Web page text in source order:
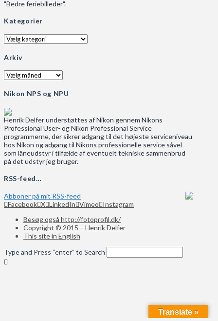
"Bedre feriebilleder".
Kategorier
Kategorier
Arkiv
Arkiv
Nikon NPS og NPU
Henrik Delfer understøttes af Nikon gennem Nikons
Professional User- og Nikon Professional Service
programmerne, der sikrer adgang til det højeste serviceniveau
hos Nikon og adgang til Nikons professionelle service såvel
som låneudstyr i tilfælde af eventuelt tekniske sammenbrud
på det udstyr jeg bruger.
RSS-feed…
Abboner på mit RSS-feed
Facebook X LinkedIn Vimeo Instagram
Besøg også http://fotoprofil.dk/
Copyright © 2015 – Henrik Delfer
This site in English
Type and Press “enter” to Search
Translate »